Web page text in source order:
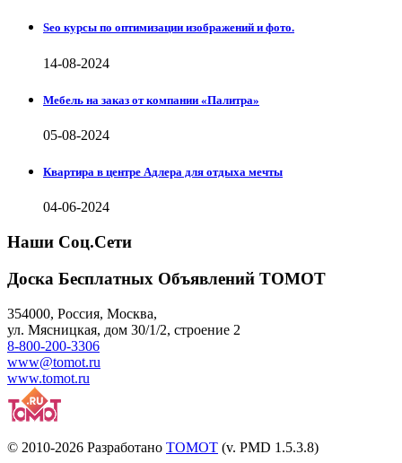
Seo курсы по оптимизации изображений и фото.
14-08-2024
Мебель на заказ от компании «Палитра»
05-08-2024
Квартира в центре Адлера для отдыха мечты
04-06-2024
Наши Соц.Сети
Доска Бесплатных Объявлений ТОМОТ
354000, Россия, Москва,
ул. Мясницкая, дом 30/1/2, строение 2
8-800-200-3306
www@tomot.ru
www.tomot.ru
© 2010-2026 Разработано TOMOT (v. PMD 1.5.3.8)